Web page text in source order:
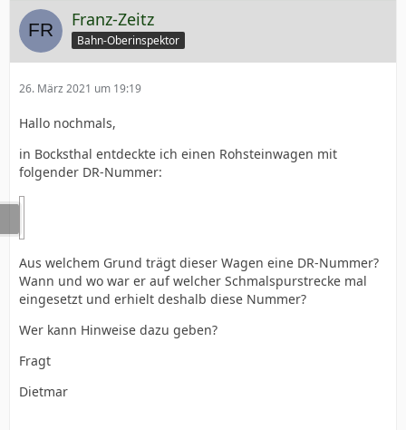
Franz-Zeitz
Bahn-Oberinspektor
26. März 2021 um 19:19
Hallo nochmals,
in Bocksthal entdeckte ich einen Rohsteinwagen mit
folgender DR-Nummer:
Aus welchem Grund trägt dieser Wagen eine DR-Nummer?
Wann und wo war er auf welcher Schmalspurstrecke mal
eingesetzt und erhielt deshalb diese Nummer?
Wer kann Hinweise dazu geben?
Fragt
Dietmar